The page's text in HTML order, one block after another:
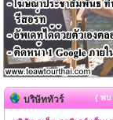
บริษัททัวร์ { พบ